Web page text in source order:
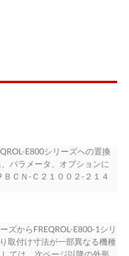
E800シリーズへの置換
パラメータ、オプションに
ＣＮ-Ｃ２１００２-２１４
ズからFREQROL-E800-1シリ
取付け寸法が一部異なる機種
ては、次ページ以降の外形